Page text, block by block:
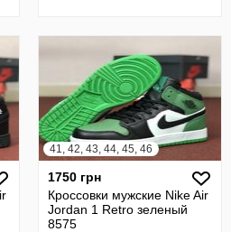
41, 42, 43, 44, 45, 46
1750 грн
Кроссовки мужские Nike Air
Jordan 1 Retro зеленый
8575